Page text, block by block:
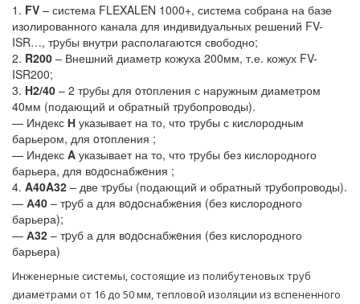
1. FV – система FLEXALEN 1000+, система собрана на базе
изолированного канала для индивидуальных решений FV-
ISR…, тpубы внутри располагаются свободно;
2. R200 – Внешний диаметр кожуха 200мм, т.е. кожух FV-
ISR200;
3. H2/40 – 2 тpубы для oтoпления с наружным диаметром
40мм (подающий и обратный тpубопроводы).
— Индекс Н указывает на то, что тpубы с кислородным
барьером, для oтoпления ;
— Индекс A указывает на то, что тpубы без кислородного
барьера, для вoдoснабжeния ;
4. A40A32 – две тpубы (подающий и обратный тpубопроводы).
— А40 – тpуб а для вoдoснабжeния (без кислородного
барьера);
— А32 – тpуб а для вoдoснабжeния (без кислородного
барьера)
Инженерные системы, состоящие из полибутеновых труб
диаметрами от 16 до 50 мм, тепловой изоляции из вспененного